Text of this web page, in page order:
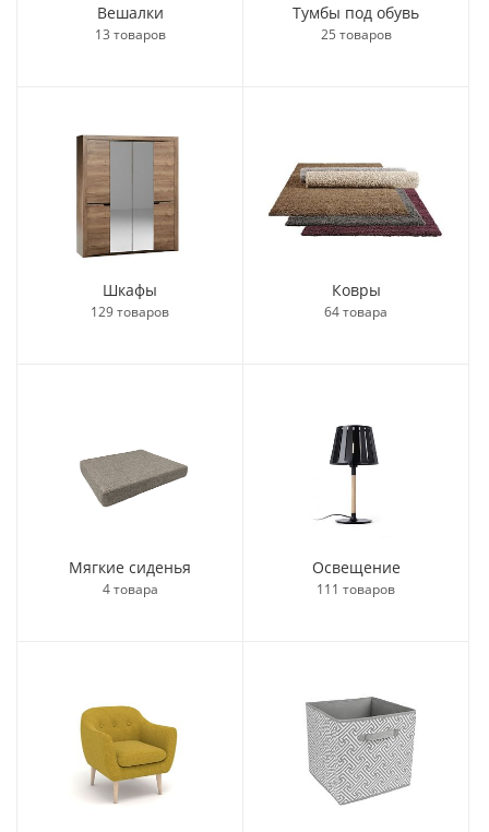
Вешалки
13 товаров
Тумбы под обувь
25 товаров
Шкафы
129 товаров
Ковры
64 товара
Мягкие сиденья
4 товара
Освещение
111 товаров